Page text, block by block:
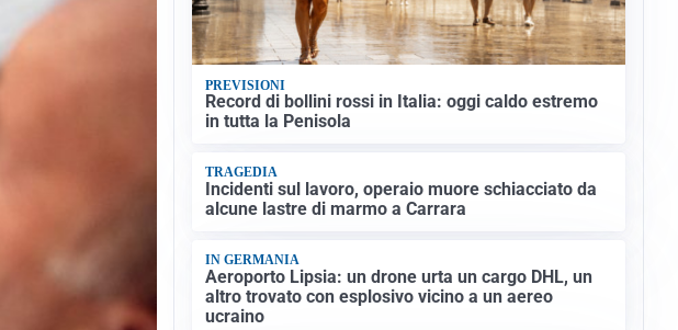
PREVISIONI
Record di bollini rossi in Italia: oggi caldo estremo
in tutta la Penisola
TRAGEDIA
Incidenti sul lavoro, operaio muore schiacciato da
alcune lastre di marmo a Carrara
IN GERMANIA
Aeroporto Lipsia: un drone urta un cargo DHL, un
altro trovato con esplosivo vicino a un aereo
ucraino